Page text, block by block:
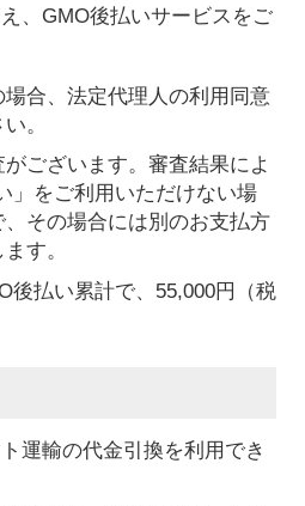
、GMO後払いサービスをご
合、法定代理人の利用同意
。
ございます。審査結果によ
」をご利用いただけない場
その場合には別のお支払方
す。
後払い累計で、55,000円（税
運輸の代金引換を利用でき